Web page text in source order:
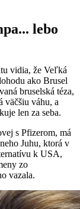
lebo
vidia, že Veľká
ako Brusel
bruselská téza,
väčšiu váhu, a
len za seba.
s Pfizerom, má
Juhu, ktorá v
k USA,
zo
vazala.